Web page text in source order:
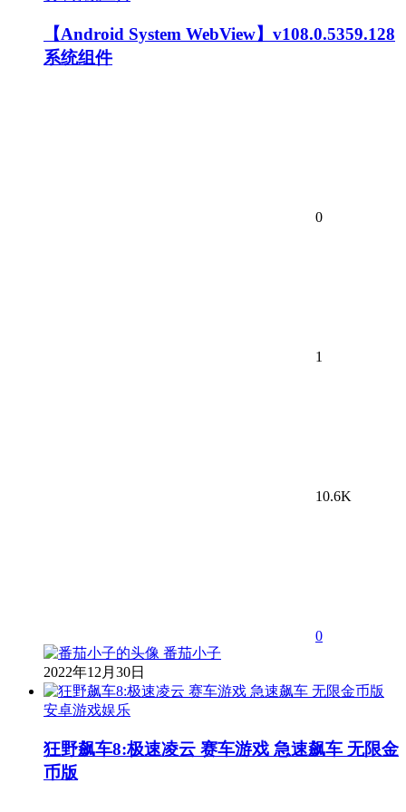
【Android System WebView】v108.0.5359.128
系统组件
0
1
10.6K
0
番茄小子
2022年12月30日
安卓游戏娱乐
狂野飙车8:极速凌云 赛车游戏 急速飙车 无限金
币版